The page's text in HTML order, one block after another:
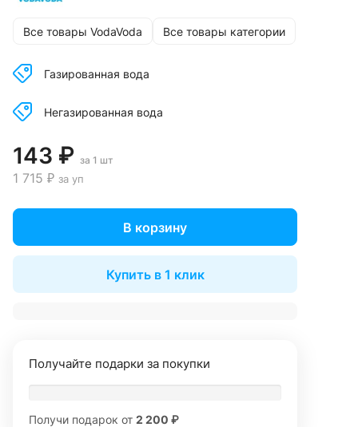
Все товары VodaVoda Все товары категории
Газированная вода
Негазированная вода
143 ₽ за 1 шт
1 715 ₽ за уп
В корзину
Купить в 1 клик
Получайте подарки за покупки
Получи подарок от 2 200 ₽